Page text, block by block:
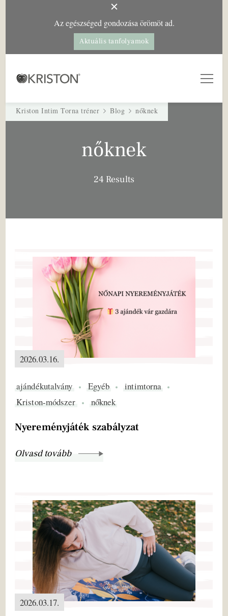
Az egészséged gondozása örömöt ad.
Aktuális tanfolyamok
Kriston Intim Torna
– a női egészségért
Kriston Intim Torna tréner Blog nőknek
nőknek
24 Results
2026.03.16.
ajándékutalvány Egyéb
intimtorna
Kriston-módszer
nőknek
Nyereményjáték szabályzat
Olvasd tovább
2026.03.17.